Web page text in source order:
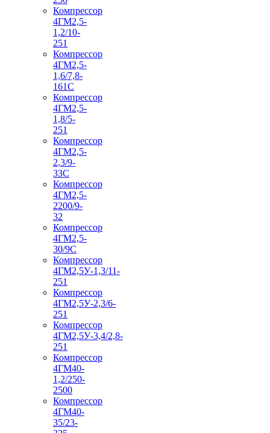
Компрессор
4ГМ2,5-
1,2/10-
251
Компрессор
4ГМ2,5-
1,6/7,8-
161С
Компрессор
4ГМ2,5-
1,8/5-
251
Компрессор
4ГМ2,5-
2,3/9-
33С
Компрессор
4ГМ2,5-
2200/9-
32
Компрессор
4ГМ2,5-
30/9С
Компрессор
4ГМ2,5У-1,3/11-
251
Компрессор
4ГМ2,5У-2,3/6-
251
Компрессор
4ГМ2,5У-3,4/2,8-
251
Компрессор
4ГМ40-
1,2/250-
2500
Компрессор
4ГМ40-
35/23-